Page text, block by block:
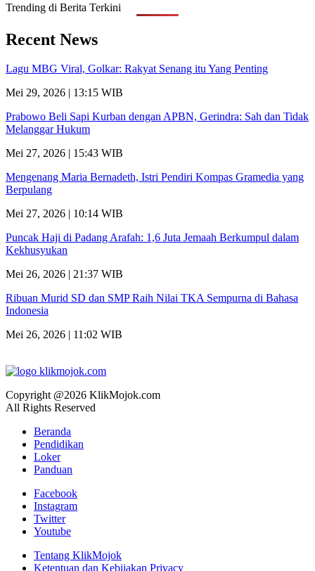
Trending di Berita Terkini
Recent News
Lagu MBG Viral, Golkar: Rakyat Senang itu Yang Penting
Mei 29, 2026 | 13:15 WIB
Prabowo Beli Sapi Kurban dengan APBN, Gerindra: Sah dan Tidak
Melanggar Hukum
Mei 27, 2026 | 15:43 WIB
Mengenang Maria Bernadeth, Istri Pendiri Kompas Gramedia yang
Berpulang
Mei 27, 2026 | 10:14 WIB
Puncak Haji di Padang Arafah: 1,6 Juta Jemaah Berkumpul dalam
Kekhusyukan
Mei 26, 2026 | 21:37 WIB
Ribuan Murid SD dan SMP Raih Nilai TKA Sempurna di Bahasa
Indonesia
Mei 26, 2026 | 11:02 WIB
Copyright @2026 KlikMojok.com
All Rights Reserved
Beranda
Pendidikan
Loker
Panduan
Facebook
Instagram
Twitter
Youtube
Tentang KlikMojok
Ketentuan dan Kebijakan Privacy